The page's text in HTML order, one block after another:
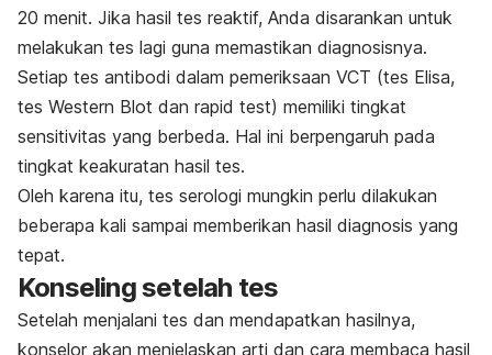
20 menit. Jika hasil tes reaktif, Anda disarankan untuk
melakukan tes lagi guna memastikan diagnosisnya.
Setiap tes antibodi dalam pemeriksaan VCT (tes Elisa,
tes Western Blot dan rapid test) memiliki tingkat
sensitivitas yang berbeda. Hal ini berpengaruh pada
tingkat keakuratan hasil tes.
Oleh karena itu, tes serologi mungkin perlu dilakukan
beberapa kali sampai memberikan hasil diagnosis yang
tepat.
Konseling setelah tes
Setelah menjalani tes dan mendapatkan hasilnya,
konselor akan menjelaskan arti dan cara membaca hasil